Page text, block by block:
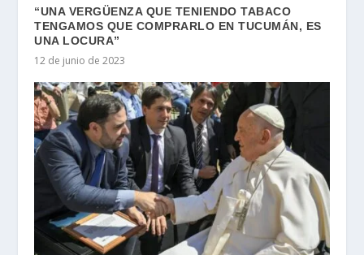
“UNA VERGÜENZA QUE TENIENDO TABACO
TENGAMOS QUE COMPRARLO EN TUCUMÁN, ES
UNA LOCURA”
12 de junio de 2023